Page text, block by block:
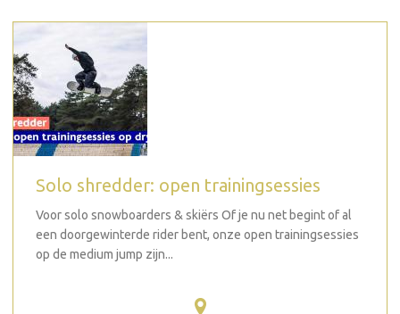
Solo shredder: open trainingsessies
Voor solo snowboarders & skiërs Of je nu net begint of al
een doorgewinterde rider bent, onze open trainingsessies
op de medium jump zijn...